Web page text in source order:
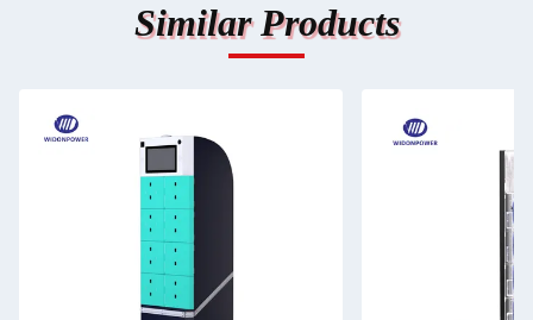
Similar Products